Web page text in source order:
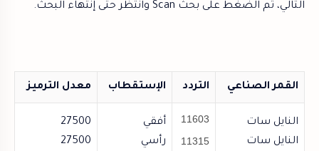
التالي، ثم الضغط على بحث Scan وانتظر حتى إنتهاء البحث.
القمر الصناعي التردد الإستقطاب معدل الترميز
النايل سات
النايل سات
11603
11315
أفقي
رأسي
27500
27500